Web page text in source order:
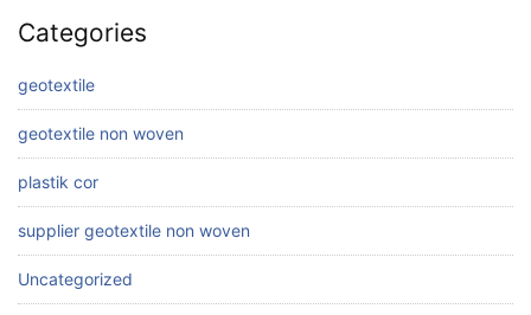
Categories
geotextile
geotextile non woven
plastik cor
supplier geotextile non woven
Uncategorized